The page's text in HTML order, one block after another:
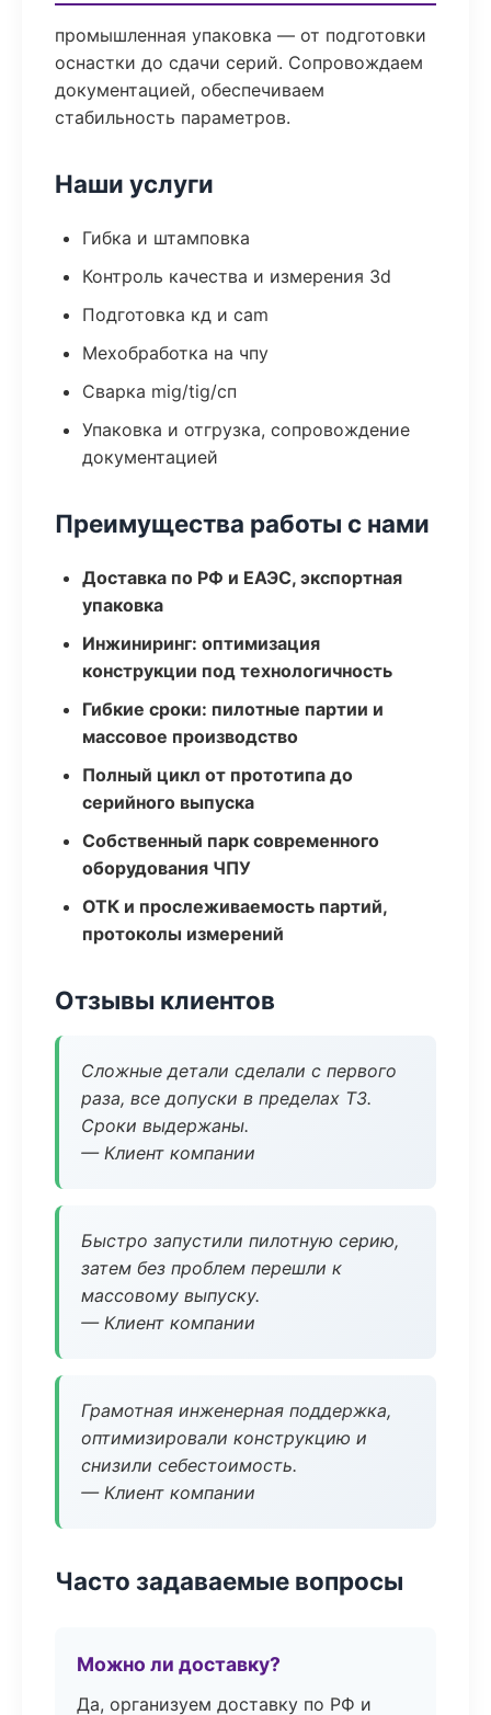
промышленная упаковка — от подготовки
оснастки до сдачи серий. Сопровождаем
документацией, обеспечиваем
стабильность параметров.
Наши услуги
Гибка и штамповка
Контроль качества и измерения 3d
Подготовка кд и cam
Мехобработка на чпу
Сварка mig/tig/сп
Упаковка и отгрузка, сопровождение
документацией
Преимущества работы с нами
Доставка по РФ и ЕАЭС, экспортная
упаковка
Инжиниринг: оптимизация
конструкции под технологичность
Гибкие сроки: пилотные партии и
массовое производство
Полный цикл от прототипа до
серийного выпуска
Собственный парк современного
оборудования ЧПУ
ОТК и прослеживаемость партий,
протоколы измерений
Отзывы клиентов
Сложные детали сделали с первого
раза, все допуски в пределах ТЗ.
Сроки выдержаны.
— Клиент компании
Быстро запустили пилотную серию,
затем без проблем перешли к
массовому выпуску.
— Клиент компании
Грамотная инженерная поддержка,
оптимизировали конструкцию и
снизили себестоимость.
— Клиент компании
Часто задаваемые вопросы
Можно ли доставку?
Да, организуем доставку по РФ и